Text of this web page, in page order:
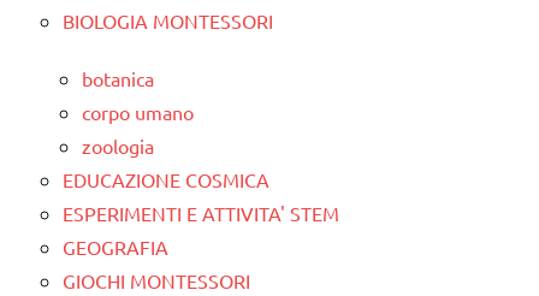
BIOLOGIA MONTESSORI
botanica
corpo umano
zoologia
EDUCAZIONE COSMICA
ESPERIMENTI E ATTIVITA' STEM
GEOGRAFIA
GIOCHI MONTESSORI